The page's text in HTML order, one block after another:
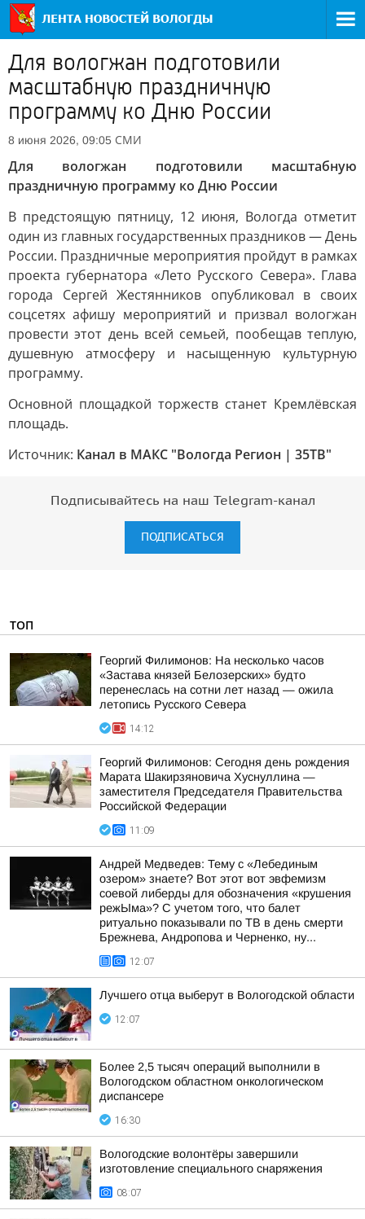
Для вологжан подготовили
масштабную праздничную
программу ко Дню России
8 июня 2026, 09:05 СМИ
Для вологжан подготовили масштабную
праздничную программу ко Дню России
В предстоящую пятницу, 12 июня, Вологда отметит
один из главных государственных праздников — День
России. Праздничные мероприятия пройдут в рамках
проекта губернатора «Лето Русского Севера». Глава
города Сергей Жестянников опубликовал в своих
соцсетях афишу мероприятий и призвал вологжан
провести этот день всей семьей, пообещав теплую,
душевную атмосферу и насыщенную культурную
программу.
Основной площадкой торжеств станет Кремлёвская
площадь.
Источник: Канал в МАКС "Вологда Регион | 35ТВ"
Подписывайтесь на наш Telegram-канал
ПОДПИСАТЬСЯ
ТОП
Георгий Филимонов: На несколько часов
«Застава князей Белозерских» будто
перенеслась на сотни лет назад — ожила
летопись Русского Севера
14:12
Георгий Филимонов: Сегодня день рождения
Марата Шакирзяновича Хуснуллина —
заместителя Председателя Правительства
Российской Федерации
11:09
Андрей Медведев: Тему с «Лебединым
озером» знаете? Вот этот вот эвфемизм
соевой либерды для обозначения «крушения
режЫма»? С учетом того, что балет
ритуально показывали по ТВ в день смерти
Брежнева, Андропова и Черненко, ну...
12:07
Лучшего отца выберут в Вологодской области
12:07
Более 2,5 тысяч операций выполнили в
Вологодском областном онкологическом
диспансере
16:30
Вологодские волонтёры завершили
изготовление специального снаряжения
08:07